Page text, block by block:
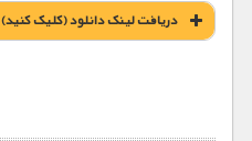
دریافت لينک دانلود (کليک کنيد)